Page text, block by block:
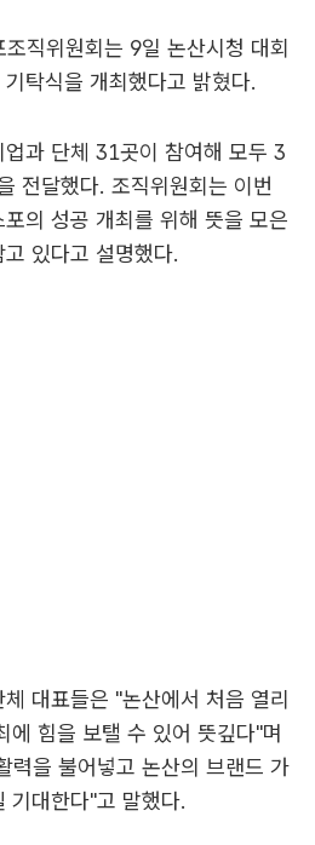
직위원회는 9일 논산시청 대회
탁식을 개최했다고 밝혔다.
과 단체 31곳이 참여해 모두 3
전달했다. 조직위원회는 이번
의 성공 개최를 위해 뜻을 모은
있다고 설명했다.
대표들은 "논산에서 처음 열리
에 힘을 보탤 수 있어 뜻깊다"며
력을 불어넣고 논산의 브랜드 가
기대한다"고 말했다.